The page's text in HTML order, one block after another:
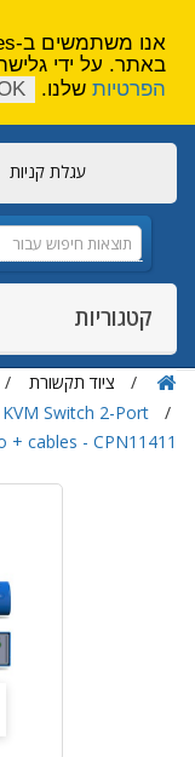
עגלת קניות
קטגוריות
ציוד תקשורת
Switch 2-Port
+ cables - CPN11411
באתר. על ידי
הפרטיות שלנו.